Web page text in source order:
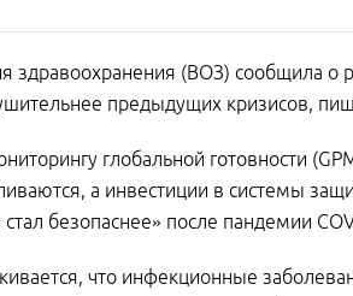
здравоохранения (ВОЗ) сообщила о
предыдущих кризисов,
глобальной готовности
а инвестиции в системы
безопаснее» после пандемии
что инфекционные